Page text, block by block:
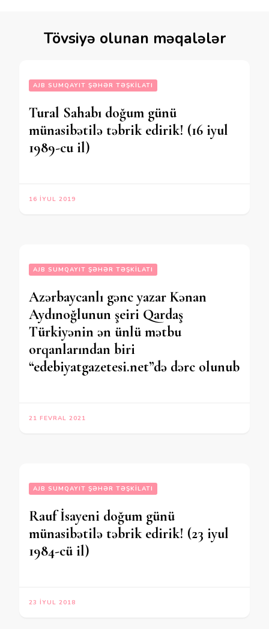
Tövsiyə olunan məqalələr
AJB SUMQAYIT ŞƏHƏR TƏŞKILATI
Tural Sahabı doğum günü
münasibətilə təbrik edirik! (16 iyul
1989-cu il)
16 İYUL 2019
AJB SUMQAYIT ŞƏHƏR TƏŞKILATI
Azərbaycanlı gənc yazar Kənan
Aydınoğlunun şeiri Qardaş
Türkiyənin ən ünlü mətbu
orqanlarından biri
“edebiyatgazetesi.net”də dərc olunub
21 FEVRAL 2021
AJB SUMQAYIT ŞƏHƏR TƏŞKILATI
Rauf İsayeni doğum günü
münasibətilə təbrik edirik! (23 iyul
1984-cü il)
23 İYUL 2018